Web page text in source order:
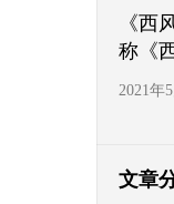
《西
称《
2021年
文章